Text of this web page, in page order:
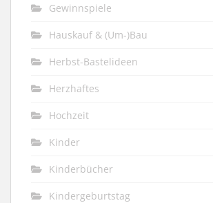
Gewinnspiele
Hauskauf & (Um-)Bau
Herbst-Bastelideen
Herzhaftes
Hochzeit
Kinder
Kinderbücher
Kindergeburtstag